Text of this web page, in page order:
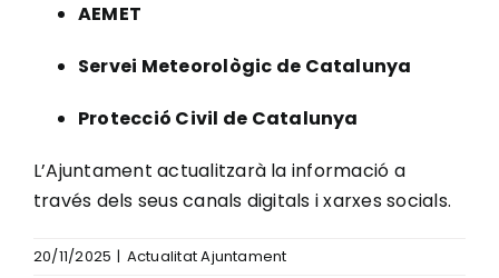
AEMET
Servei Meteorològic de Catalunya
Protecció Civil de Catalunya
L’Ajuntament actualitzarà la informació a
través dels seus canals digitals i xarxes socials.
20/11/2025 | Actualitat Ajuntament